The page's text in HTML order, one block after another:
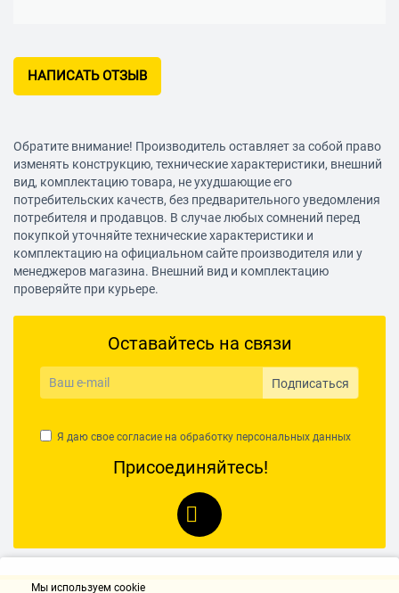
Стандарт: GSM 900/1800/1900
Память и процессор
Объем встроенной памяти: 32 Мб
Объем оперативной памяти: 32 Мб
Слот для карт памяти: есть, объемом до 16 Гб
Питание
Тип аккумулятора: Li-Ion
Время работы в режиме разговора: 8 ч
Время работы в режиме ожидания: 320 ч
Другие функции
Записная книжка и органайзер
Дополнительная информация
Комплектация: телефон, батарея, зарядное устройство
НАПИСАТЬ ОТЗЫВ
Обратите внимание! Производитель оставляет за собой право
изменять конструкцию, технические характеристики, внешний
вид, комплектацию товара, не ухудшающие его
потребительских качеств, без предварительного уведомления
потребителя и продавцов. В случае любых сомнений перед
покупкой уточняйте технические характеристики и
комплектацию на официальном сайте производителя или у
менеджеров магазина. Внешний вид и комплектацию
проверяйте при курьере.
Оставайтесь на связи
Подписаться
Я даю свое согласие на обработку персональных данных
Присоединяйтесь!
Мы используем cookie